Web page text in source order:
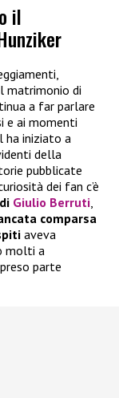
il
matrimonio di
a far parlare
e ai momenti
ha iniziato a
della
pubblicate
dei fan c’è
Giulio Berruti
comparsa
aveva
molti a
parte